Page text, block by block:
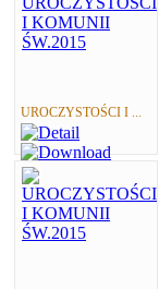
UROCZYSTOŚCI I ...